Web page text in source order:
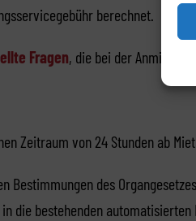
berechnet.
Fragen, die bei der Anmietung
Zeitraum von 24 Stunden ab
Bestimmungen des
die bestehenden